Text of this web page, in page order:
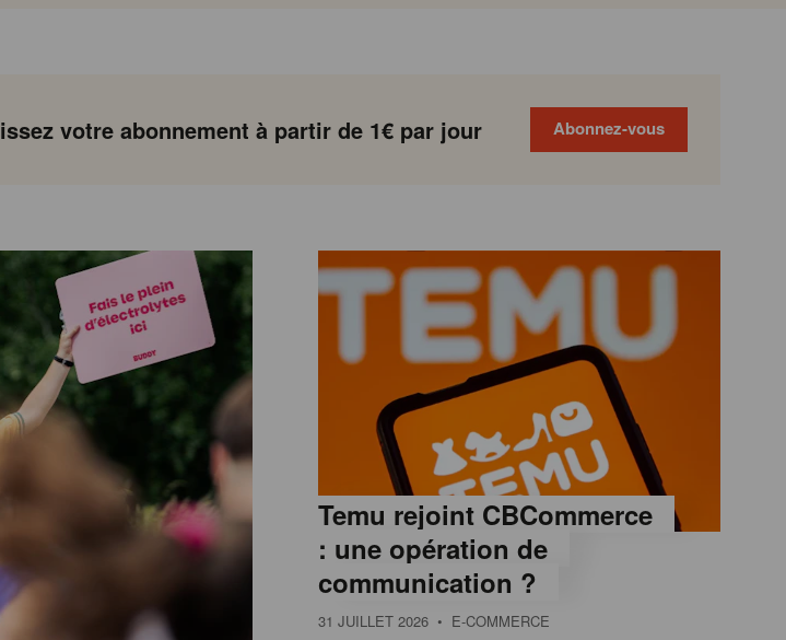
votre abonnement à partir de 1€ par jour Abonnez-vous
Temu rejoint CBCommerce
: une opération de
communication ?
31 JUILLET 2026 • E-COMMERCE